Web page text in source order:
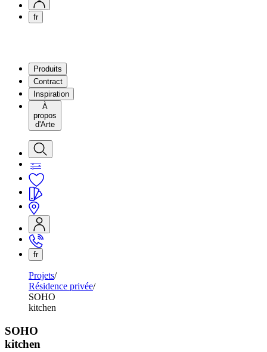
fr
Produits
Contract
Inspiration
À
propos
d'Arte
fr
Projets
Résidence privée
SOHO
kitchen
SOHO
kitchen